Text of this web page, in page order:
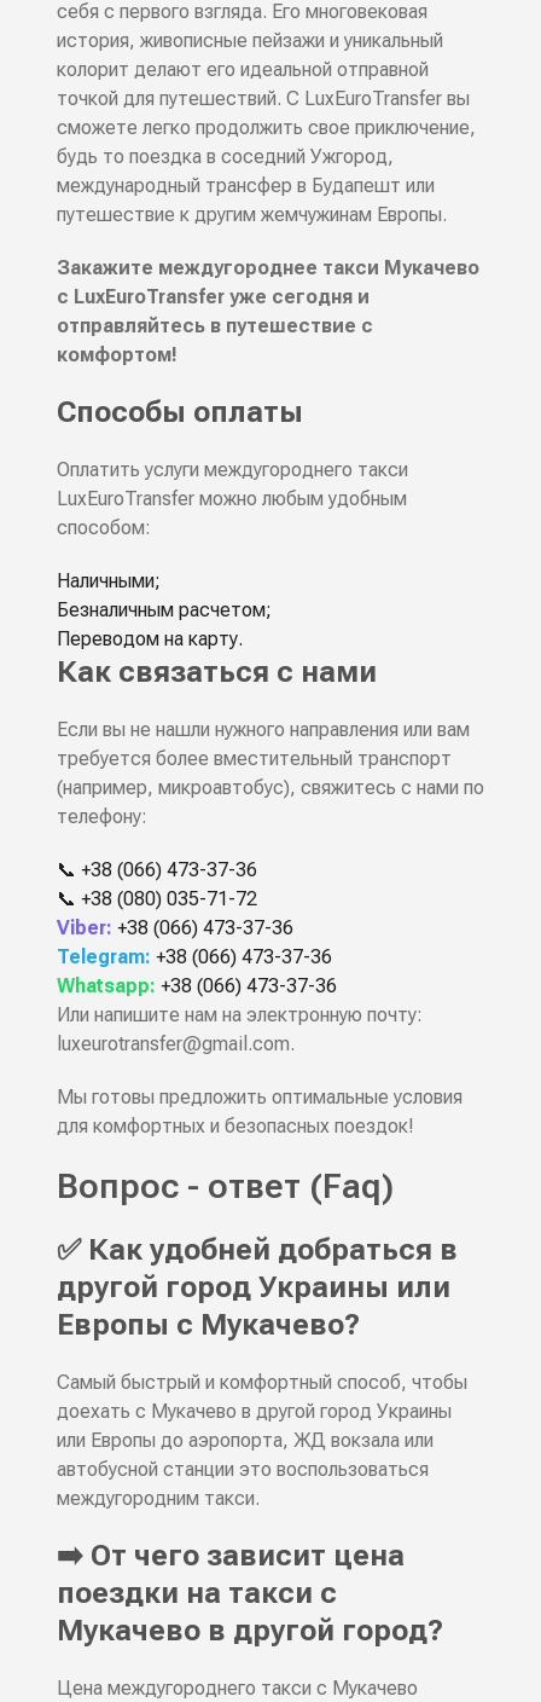
себя с первого взгляда. Его многовековая
история, живописные пейзажи и уникальный
колорит делают его идеальной отправной
точкой для путешествий. С LuxEuroTransfer вы
сможете легко продолжить свое приключение,
будь то поездка в соседний Ужгород,
международный трансфер в Будапешт или
путешествие к другим жемчужинам Европы.
Закажите междугороднее такси Мукачево
с LuxEuroTransfer уже сегодня и
отправляйтесь в путешествие с
комфортом!
Способы оплаты
Оплатить услуги междугороднего такси
LuxEuroTransfer можно любым удобным
способом:
Наличными;
Безналичным расчетом;
Переводом на карту.
Как связаться с нами
Если вы не нашли нужного направления или вам
требуется более вместительный транспорт
(например, микроавтобус), свяжитесь с нами по
телефону:
📞 +38 (066) 473-37-36
📞 +38 (080) 035-71-72
Viber: +38 (066) 473-37-36
Telegram: +38 (066) 473-37-36
Whatsapp: +38 (066) 473-37-36
Или напишите нам на электронную почту:
luxeurotransfer@gmail.com.
Мы готовы предложить оптимальные условия
для комфортных и безопасных поездок!
Вопрос - ответ (Faq)
✅ Как удобней добраться в
другой город Украины или
Европы с Мукачево?
Самый быстрый и комфортный способ, чтобы
доехать с Мукачево в другой город Украины
или Европы до аэропорта, ЖД вокзала или
автобусной станции это воспользоваться
междугородним такси.
➡️ От чего зависит цена
поездки на такси с
Мукачево в другой город?
Цена междугороднего такси с Мукачево